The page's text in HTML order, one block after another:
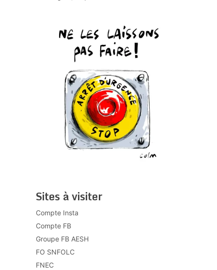
Sites à visiter
Compte Insta
Compte FB
Groupe FB AESH
FO SNFOLC
FNEC